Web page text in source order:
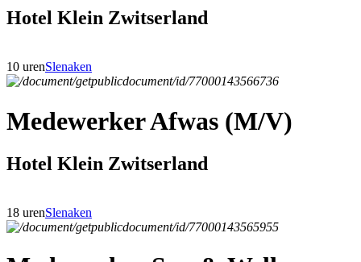
Hotel Klein Zwitserland
10 urenSlenaken
Medewerker Afwas (M/V)
Hotel Klein Zwitserland
18 urenSlenaken